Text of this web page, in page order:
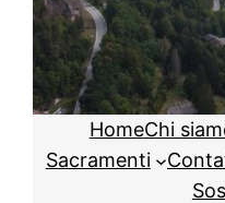
HomeChi
Sacramenti